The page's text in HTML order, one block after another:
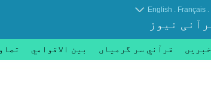
.
Français
.
English
نیوز
قرآني سر گرمياں بين الاقوامي